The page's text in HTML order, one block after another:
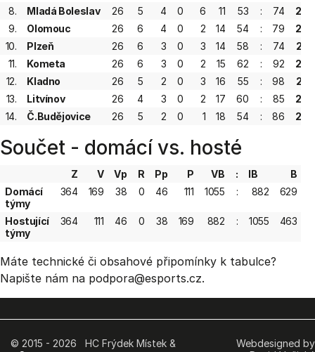
8.
Mladá Boleslav 26 5 4 0 6 11 53 : 74
29
9.
Olomouc 26 6 4 0 2 14 54 : 79
28
10.
Plzeň 26 6 3 0 3 14 58 : 74
27
11.
Kometa 26 6 3 0 2 15 62 : 92
26
12.
Kladno 26 5 2 0 3 16 55 : 98
22
13.
Litvínov 26 4 3 0 2 17 60 : 85
20
14.
Č.Budějovice 26 5 2 0 1 18 54 : 86 20
Součet - domácí vs. hosté
Z V Vp R Pp P VB : IB B
Domácí
týmy
364 169 38 0 46 111 1055 : 882 629
Hostující
týmy
364 111 46 0 38 169 882 : 1055 463
Máte technické či obsahové připomínky k tabulce?
Napište nám na podpora@esports.cz.
© 2015 - 2026 HC Frýdek Místek &
Webdesigned by